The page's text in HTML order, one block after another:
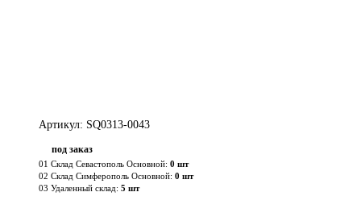
Артикул: SQ0313-0043
под заказ
01 Склад Севастополь Основной: 0 шт
02 Склад Симферополь Основной: 0 шт
03 Удаленный склад: 5 шт